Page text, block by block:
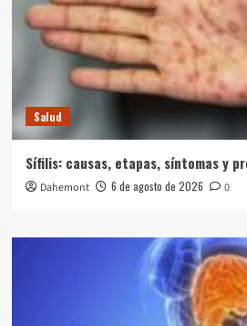
Salud
Sífilis: causas, etapas, síntomas y
Dahemont 6 de agosto de 2026 0